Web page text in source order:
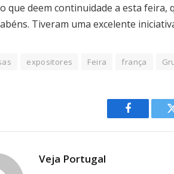
que deem continuidade a esta feira,
Tiveram uma excelente
expositores Feira frança
Facebook
Veja Portugal